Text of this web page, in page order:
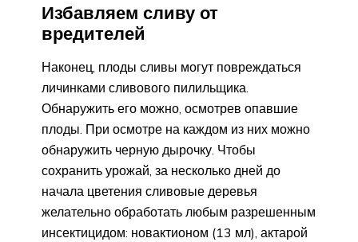
Избавляем сливу от
вредителей
Наконец, плоды сливы могут повреждаться
личинками сливового пилильщика.
Обнаружить его можно, осмотрев опавшие
плоды. При осмотре на каждом из них можно
обнаружить черную дырочку. Чтобы
сохранить урожай, за несколько дней до
начала цветения сливовые деревья
желательно обработать любым разрешенным
инсектицидом: новактионом (13 мл), актарой